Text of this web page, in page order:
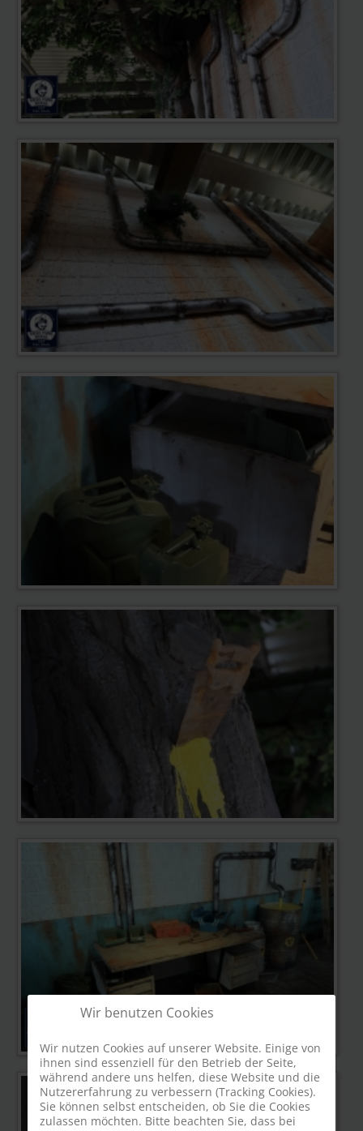
Wir benutzen Cookies
Wir nutzen Cookies auf unserer Website. Einige von
ihnen sind essenziell für den Betrieb der Seite,
während andere uns helfen, diese Website und die
Nutzererfahrung zu verbessern (Tracking Cookies).
Sie können selbst entscheiden, ob Sie die Cookies
zulassen möchten. Bitte beachten Sie, dass bei